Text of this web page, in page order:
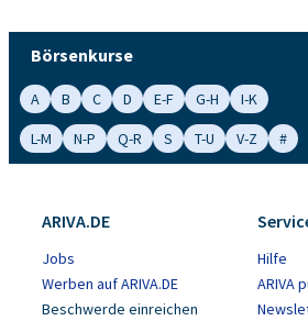
Börsenkurse
A B C D E-F G-H
I-K
L-M
N-P Q-R S T-U V-Z #
ARIVA.DE
Jobs
Werben auf ARIVA.DE
Beschwerde einreichen
Hilfe
ARIVA